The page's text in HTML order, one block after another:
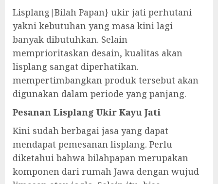
Lisplang|Bilah Papan} ukir jati perhutani
yakni kebutuhan yang masa kini lagi
banyak dibutuhkan. Selain
memprioritaskan desain, kualitas akan
lisplang sangat diperhatikan.
mempertimbangkan produk tersebut akan
digunakan dalam periode yang panjang.
Pesanan Lisplang Ukir Kayu Jati
Kini sudah berbagai jasa yang dapat
mendapat pemesanan lisplang. Perlu
diketahui bahwa bilahpapan merupakan
komponen dari rumah Jawa dengan wujud